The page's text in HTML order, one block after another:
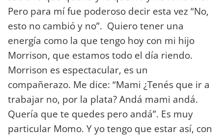
Pero para mí fue poderoso decir esta vez “No,
esto no cambió y no”. Quiero tener una
energía como la que tengo hoy con mi hijo
Morrison, que estamos todo el día riendo.
Morrison es espectacular, es un
compañerazo. Me dice: “Mami ¿Tenés que ir a
trabajar no, por la plata? Andá mami andá.
Quería que te quedes pero andá”. Es muy
particular Momo. Y yo tengo que estar así, con